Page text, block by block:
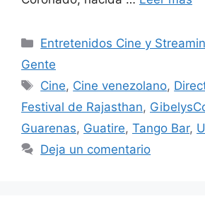
Entretenidos Cine y
Gente
Cine, Cine venezolano,
Festival de Rajasthan,
Guarenas, Guatire, Tango Bar,
Deja un comentario